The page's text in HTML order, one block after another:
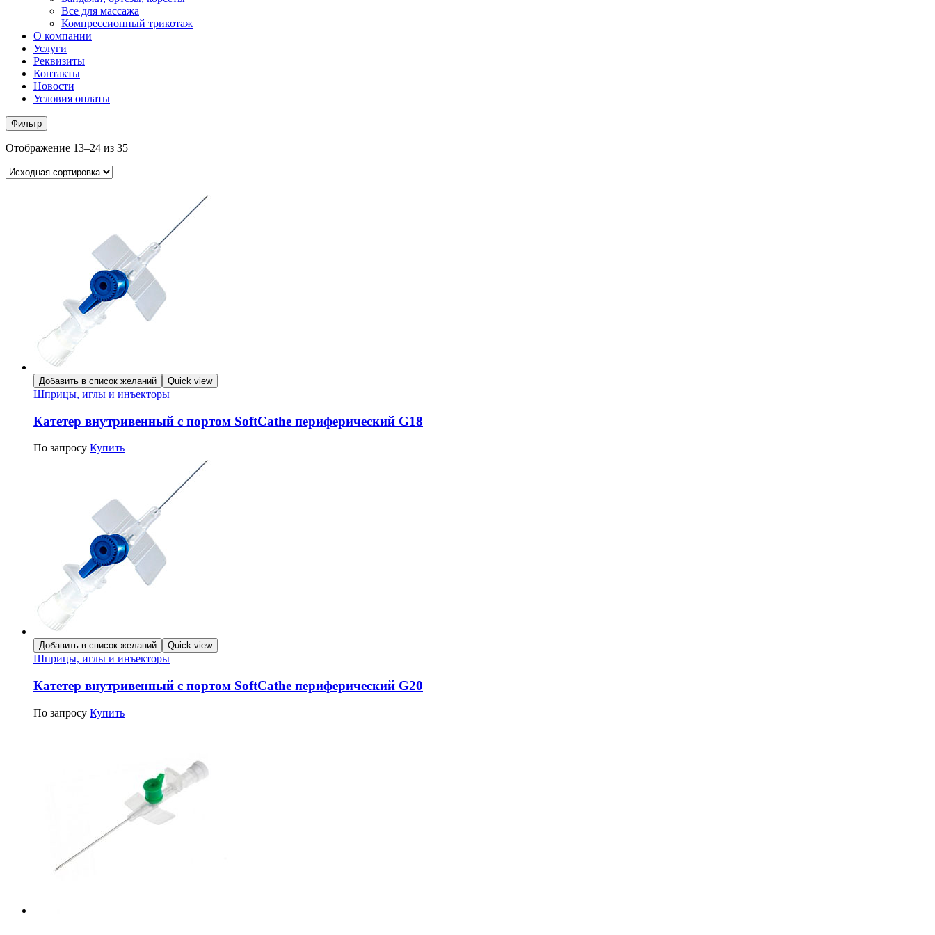
Все для массажа
Компрессионный трикотаж
О компании
Услуги
Реквизиты
Контакты
Новости
Условия оплаты
Фильтр
Отображение 13–24 из 35
Добавить в список желаний Quick view
Шприцы, иглы и инъекторы
Катетер внутривенный с портом SoftCathe периферический G18
По запросу Купить
Добавить в список желаний Quick view
Шприцы, иглы и инъекторы
Катетер внутривенный с портом SoftCathe периферический G20
По запросу Купить